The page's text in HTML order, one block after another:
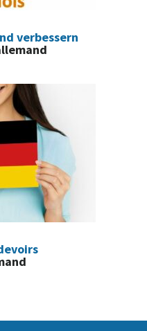
verbessern